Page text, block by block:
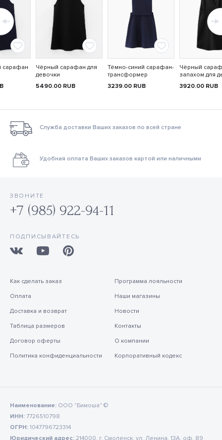
сарафан
Чёрный сарафан для
девочки
5490.00 RUB
Тёмно-синий сарафан-
трансформер
3239.00 RUB
Чёрный
запахом для
3920.00 RUB
Служба доставки Ваших заказов по всей стране
Удобная оплата Ваших заказов картой или наличными
ЗВОНИТЕ
+7 (985) 922-94-11
ПОДПИСЫВАЙТЕСЬ
Как сделать заказ
Оплата
Доставка и возврат
Таблица размеров
Договор оферты
Политика конфиденциальности
Программа лояльности
Наши магазины
Новости
Контакты
О компании
Корпоративный кодекс
Наименование: ООО "Бимоша" ©
ИНН: 7726510798
ОГРН: 1047796723314
Юридический адрес: 214000, г. Смоленск, ул. Ленина, 13А, оф. 89